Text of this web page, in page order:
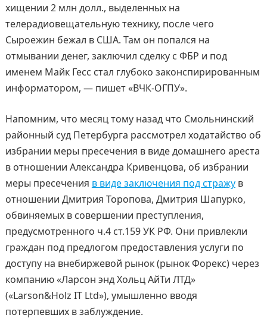
хищении 2 млн долл., выделенных на
телерадиовещательную технику, после чего
Сыроежин бежал в США. Там он попался на
отмывании денег, заключил сделку с ФБР и под
именем Майк Гесс стал глубоко законспирированным
информатором, — пишет «ВЧК-ОГПУ».
Напомним, что месяц тому назад что Смольнинский
районный суд Петербурга рассмотрел ходатайство об
избрании меры пресечения в виде домашнего ареста
в отношении Александра Кривенцова, об избрании
меры пресечения в виде заключения под стражув
отношении Дмитрия Торопова, Дмитрия Шапурко,
обвиняемых в совершении преступления,
предусмотренного ч.4 ст.159 УК РФ. Они привлекли
граждан под предлогом предоставления услуги по
доступу на внебиржевой рынок (рынок Форекс) через
компанию «Ларсон энд Хольц АйТи ЛТД»
(«Larson&Holz IT Ltd»), умышленно вводя
потерпевших в заблуждение.